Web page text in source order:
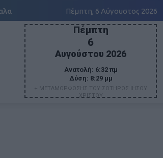
Πέμπτη, 6 Αύγουστος 2026
Πέμπτη
6
Αυγούστου 2026
Ανατολή: 6:32 πμ
Δύση: 8:29 μμ
+ ΜΕΤΑΜΟΡΦΩΣΗΣ ΤΟΥ ΣΩΤΗΡΟΣ ΙΗΣΟΥ
ΧΡΙΣΤΟΥ